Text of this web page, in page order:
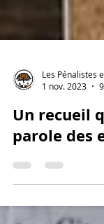
Les Pénalistes
Un recueil
parole des